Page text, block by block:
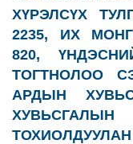
ХҮРЭЛСҮХ
2235, ИХ
820,
ТОГТНОЛОО
АРДЫН